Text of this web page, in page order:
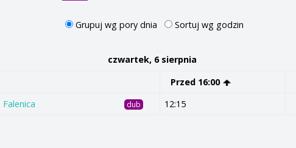
Grupuj wg pory dnia Sortuj wg godzin
czwartek, 6 sierpnia
Przed 16:00
dub 12:15